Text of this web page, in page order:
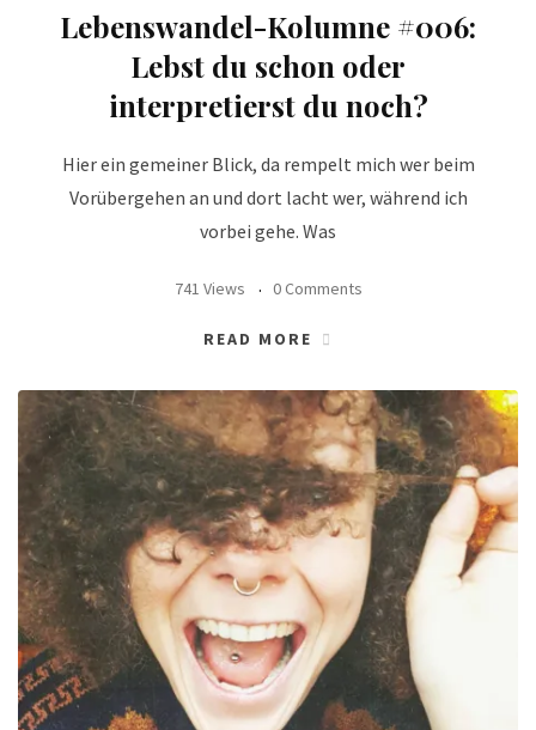
Lebenswandel-Kolumne #006:
Lebst du schon oder
interpretierst du noch?
Hier ein gemeiner Blick, da rempelt mich wer beim
Vorübergehen an und dort lacht wer, während ich
vorbei gehe. Was
741 Views 0 Comments
READ MORE